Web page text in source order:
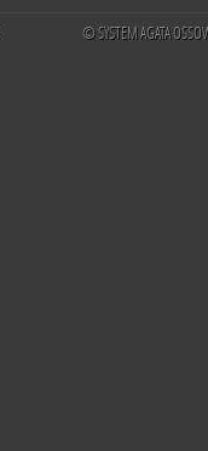
© SYSTEM AGATA